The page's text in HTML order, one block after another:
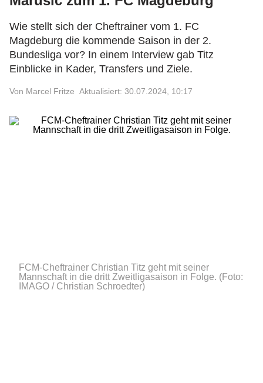
Wie stellt sich der Cheftrainer vom 1. FC
Magdeburg die kommende Saison in der 2.
Bundesliga vor? In einem Interview gab Titz
Einblicke in Kader, Transfers und Ziele.
Von Marcel Fritze Aktualisiert: 30.07.2024, 10:17
FCM-Cheftrainer Christian Titz geht mit seiner
Mannschaft in die dritt Zweitligasaison in Folge. (Foto:
IMAGO / Christian Schroedter)